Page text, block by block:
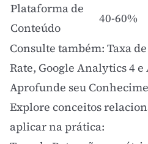
Plataforma de
Conteúdo
40-60%
Consulte também: Taxa
Rate, Google Analytics 4e
Aprofunde seu
Explore conceitos
aplicar na prática: